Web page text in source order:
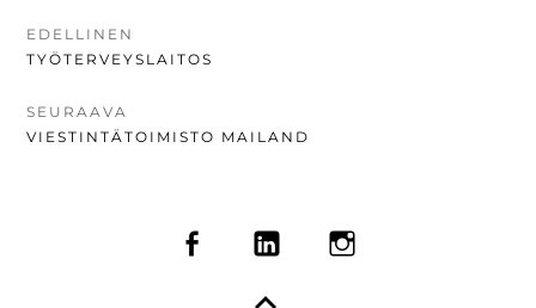
ARTIKKELIEN
SELAUS
EDELLINEN
EDELLINEN
TYÖTERVEYSLAITOS
SEURAAVA
SEURAAVA
VIESTINTÄTOIMISTO MAILAND
SOMEVALIKKO
FACEBOOKLINKEDIN